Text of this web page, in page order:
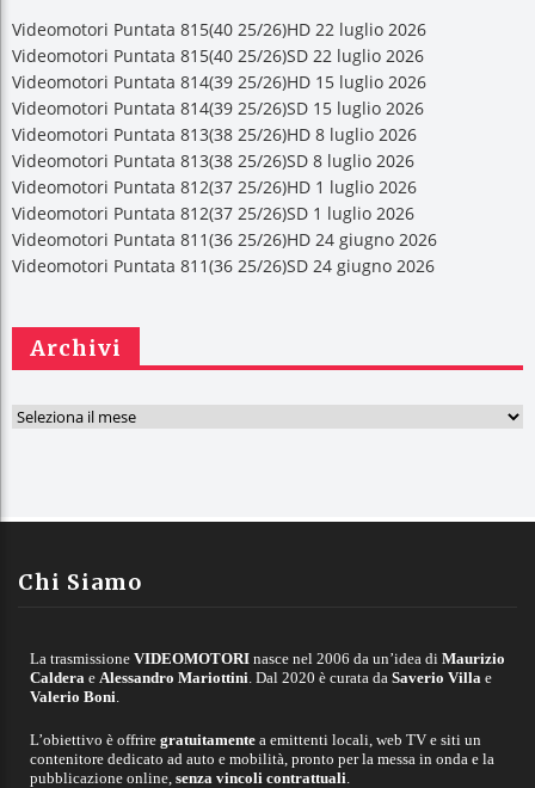
Videomotori Puntata 815(40 25/26)HD 22 luglio 2026
Videomotori Puntata 815(40 25/26)SD 22 luglio 2026
Videomotori Puntata 814(39 25/26)HD 15 luglio 2026
Videomotori Puntata 814(39 25/26)SD 15 luglio 2026
Videomotori Puntata 813(38 25/26)HD 8 luglio 2026
Videomotori Puntata 813(38 25/26)SD 8 luglio 2026
Videomotori Puntata 812(37 25/26)HD 1 luglio 2026
Videomotori Puntata 812(37 25/26)SD 1 luglio 2026
Videomotori Puntata 811(36 25/26)HD 24 giugno 2026
Videomotori Puntata 811(36 25/26)SD 24 giugno 2026
Archivi
A
vChi Siamo
La trasmissione VIDEOMOTORI nasce nel 2006 da un’idea di Maurizio
Caldera e Alessandro Mariottini . Dal 2020 è curata da Saverio Villa e
Valerio Boni
L’obiettivo è offrire gratuitamente a emittenti locali, web TV e siti un
contenitore dedicato ad auto e mobilità, pronto per la messa in onda e la
pubblicazione online, senza vincoli contrattuali